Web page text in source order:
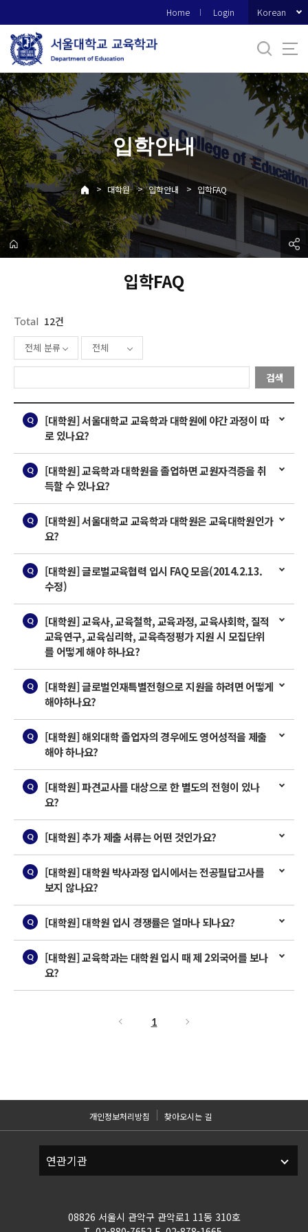
로
메
뉴
Home Login Korean
입학안내
> 대학원 > 입학안내 > 입학FAQ
입학FAQ
Total 12건
전체 분류 전체
검색
[대학원] 서울대학교 교육학과 대학원에 야간 과정이 따
로 있나요?
[대학원] 교육학과 대학원을 졸업하면 교원자격증을 취
득할 수 있나요?
[대학원] 서울대학교 교육학과 대학원은 교육대학원인가
요?
[대학원] 글로벌교육협력 입시 FAQ 모음(2014.2.13.
수정)
[대학원] 교육사, 교육철학, 교육과정, 교육사회학, 질적
교육연구, 교육심리학, 교육측정평가 지원 시 모집단위
를 어떻게 해야 하나요?
[대학원] 글로벌인재특별전형으로 지원을 하려면 어떻게
해야하나요?
[대학원] 해외대학 졸업자의 경우에도 영어성적을 제출
해야 하나요?
[대학원] 파견교사를 대상으로 한 별도의 전형이 있나
요?
[대학원] 추가 제출 서류는 어떤 것인가요?
[대학원] 대학원 박사과정 입시에서는 전공필답고사를
보지 않나요?
[대학원] 대학원 입시 경쟁률은 얼마나 되나요?
[대학원] 교육학과는 대학원 입시 때 제 2외국어를 보나
요?
1
개인정보처리방침 찾아오시는 길
08826 서울시 관악구 관악로1 11동 310호